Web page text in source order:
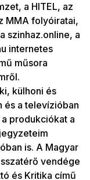
a HITEL, az
MMA folyóiratai,
szinhaz.online, a
internetes
műsora
külhoni és
és a televízióban
produkciókat a
is. A Magyar
vendége
és Kritika című